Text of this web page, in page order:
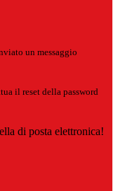
un messaggio
il reset della password
di posta elettronica!